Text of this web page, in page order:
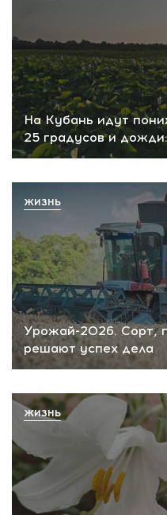
На Кубань идут
25 градусов и
Урожай-2026. Сорт,
решают успех дела
ЖИЗНЬ
ЖИЗНЬ